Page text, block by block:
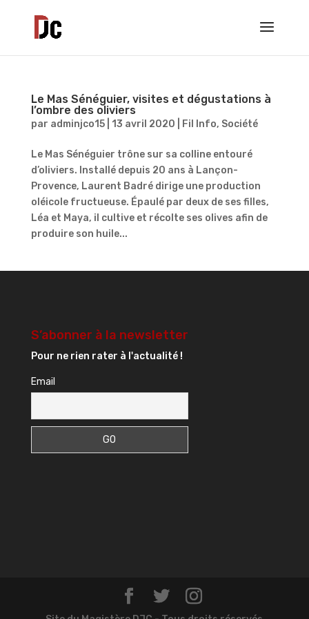
Le Mas Sénéguier, visites et dégustations à
l’ombre des oliviers
par adminjco15| 13 avril 2020 Fil Info, Société
Le Mas Sénéguier trône sur sa colline entouré
d’oliviers. Installé depuis 20 ans à Lançon-
Provence, Laurent Badré dirige une production
oléicole fructueuse. Épaulé par deux de ses filles,
Léa et Maya, il cultive et récolte ses olives afin de
produire son huile...
S’abonner à la newsletter
Pour ne rien rater à l'actualité !
Email